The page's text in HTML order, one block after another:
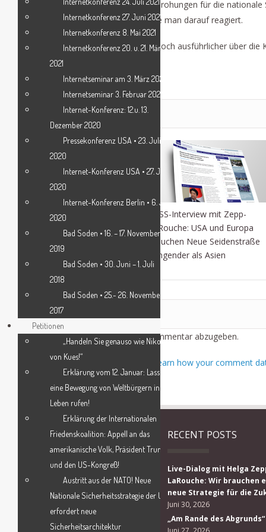
asymmetrische und unkonventionelle Bedrohungen für die
nichtstaatliche Akteure, und die Frage, wie man darauf reagiert.
Wir werden in der kommenden Ausgabe noch ausführlicher über die
RELATED POSTS
BRICS-Gipfel gründet Neue
Entwicklungsbank
TASS-Interview mit Zepp-
LaRouche: USA und Europa
brauchen Neue Seidenstraße
dringender als Asien
LEAVE A REPLY
Du musstangemeldetsein, um einen Kommentar abzugeben.
This site uses Akismet to reduce spam. Learn how your comment
RECENT POSTS
Live-Dialog mit Helga
LaRouche: Wir brauchen
neue Strategie für die
Juni 30, 2026
„Am Rande des Abgrunds“
Internetkonferenz 27. Juni 2021
Internetkonferenz 8. Mai 2021
Internetkonferenz 20. u. 21. März
2021
Internetseminar am 3. März 2021
Internetseminar 3. Februar 2021
Internet-Konferenz: 12.u. 13.
Dezember 2020
Pressekonferenz USA • 23. Juli
2020
Internet-Konferenz USA • 27. Juni
2020
Internet-Konferenz Berlin • 6. Juni
2020
Bad Soden • 16. – 17. November
2019
Bad Soden • 30. Juni – 1. Juli
2018
Bad Soden • 25.- 26. November
2017
Petitionen
„Handeln Sie genauso wie Nikolaus
von Kues!“
Erklärung vom 12. Januar: Lasst uns
eine Bewegung von Weltbürgern ins
Leben rufen!
Erklärung der Internationalen
Friedenskoalition: Appell an das
amerikanische Volk, Präsident Trump
und den US-Kongreß!
Austritt aus der NATO! Neue
Nationale Sicherheitsstrategie der USA
erfordert neue
Sicherheitsarchitektur